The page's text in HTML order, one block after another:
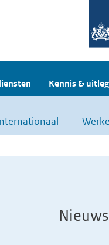
Kennis & uitleg